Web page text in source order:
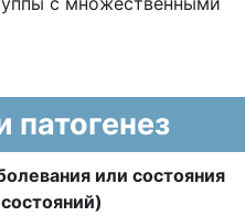
патогенез
или состояния